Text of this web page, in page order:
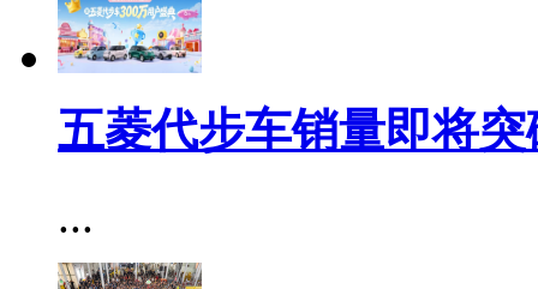
五菱代步车销量即将突
...